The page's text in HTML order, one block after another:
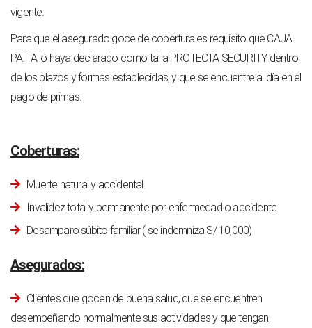
vigente.
Para que el asegurado goce de cobertura es requisito que CAJA
PAITA lo haya declarado como tal a PROTECTA SECURITY dentro
de los plazos y formas establecidas, y que se encuentre al día en el
pago de primas.
Coberturas:
Muerte natural y accidental.
Invalidez total y permanente por enfermedad o accidente.
Desamparo súbito familiar ( se indemniza S/ 10,000)
Asegurados:
Clientes que gocen de buena salud, que se encuentren
desempeñando normalmente sus actividades y que tengan